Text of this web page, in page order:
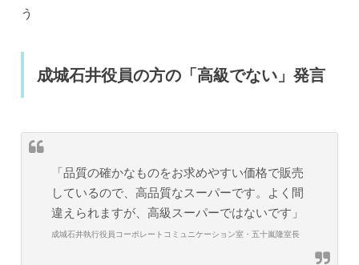
う
成城石井役員の方の「高級でない」発言
「品質の確かなものをお求めやすい価格で販売
しているので、高品質なスーパーです。よく間
違えられますが、高級スーパーではないです」
成城石井執行役員コーポレートコミュニケーション室・五十嵐隆室長